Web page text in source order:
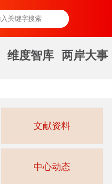
维度智库 两岸大事
文献资料
中心动态